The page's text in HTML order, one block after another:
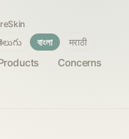
Concerns
বাংলা मराठी